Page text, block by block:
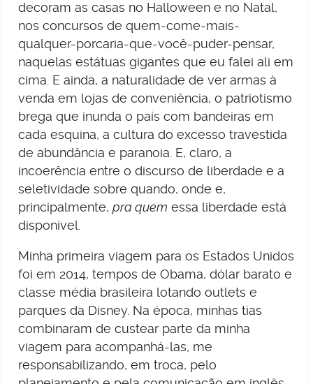
decoram as casas no Halloween e no Natal,
nos concursos de quem-come-mais-
qualquer-porcaria-que-você-puder-pensar,
naquelas estátuas gigantes que eu falei ali em
cima. E ainda, a naturalidade de ver armas à
venda em lojas de conveniência, o patriotismo
brega que inunda o país com bandeiras em
cada esquina, a cultura do excesso travestida
de abundância e paranoia. E, claro, a
incoerência entre o discurso de liberdade e a
seletividade sobre quando, onde e,
principalmente, pra quem essa liberdade está
disponível.
Minha primeira viagem para os Estados Unidos
foi em 2014, tempos de Obama, dólar barato e
classe média brasileira lotando outlets e
parques da Disney. Na época, minhas tias
combinaram de custear parte da minha
viagem para acompanhá-las, me
responsabilizando, em troca, pelo